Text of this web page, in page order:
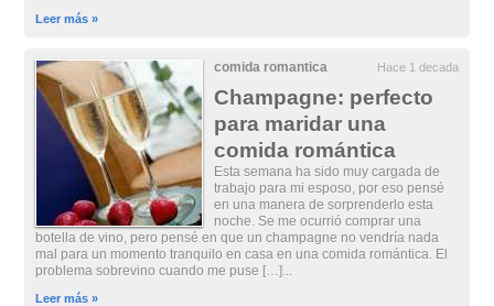
Leer más »
comida romantica Hace 1 decada
Champagne: perfecto
para maridar una
comida romántica
Esta semana ha sido muy cargada de
trabajo para mi esposo, por eso pensé
en una manera de sorprenderlo esta
noche. Se me ocurrió comprar una
botella de vino, pero pensé en que un champagne no vendría nada
mal para un momento tranquilo en casa en una comida romántica. El
problema sobrevino cuando me puse […]...
Leer más »